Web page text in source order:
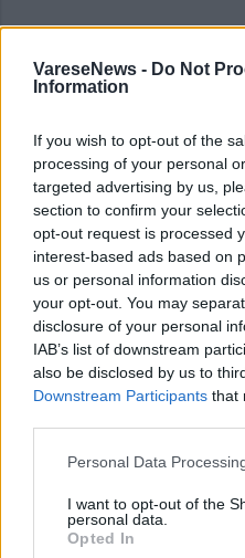
VareseNews - Do Not
Information
If you wish to opt-out of the
processing of your personal
targeted advertising by us,
section to confirm your
opt-out request is processed
interest-based ads based on
us or personal information
your opt-out. You may
disclosure of your personal
IAB’s list of downstream
also be disclosed by us to
Downstream Participants that
Personal Data
I want to opt-out of the
personal data.
Opted In
ALTRE NOTIZIE DI MILANO